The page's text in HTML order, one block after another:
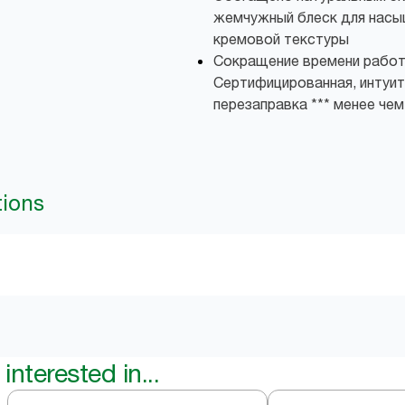
жемчужный блеск для
кремовой текстуры
Сокращение времени
Сертифицированная,
перезаправка *** менее
in...